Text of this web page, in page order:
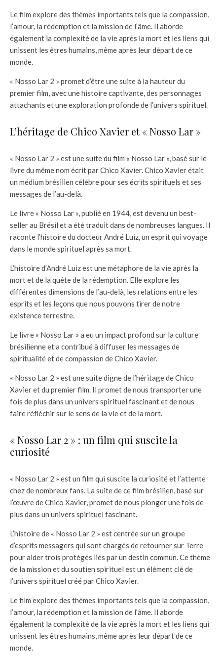
Le film explore des thèmes importants tels que la compassion,
l’amour, la rédemption et la mission de l’âme. Il aborde
également la complexité de la vie après la mort et les liens qui
unissent les êtres humains, même après leur départ de ce
monde.
« Nosso Lar 2 » promet d’être une suite à la hauteur du
premier film, avec une histoire captivante, des personnages
attachants et une exploration profonde de l’univers spirituel.
L’héritage de Chico Xavier et « Nosso Lar »
« Nosso Lar 2 » est une suite du film « Nosso Lar », basé sur le
livre du même nom écrit par Chico Xavier. Chico Xavier était
un médium brésilien célèbre pour ses écrits spirituels et ses
messages de l’au-delà.
Le livre « Nosso Lar », publié en 1944, est devenu un best-
seller au Brésil et a été traduit dans de nombreuses langues. Il
raconte l’histoire du docteur André Luiz, un esprit qui voyage
dans le monde spirituel après sa mort.
L’histoire d’André Luiz est une métaphore de la vie après la
mort et de la quête de la rédemption. Elle explore les
différentes dimensions de l’au-delà, les relations entre les
esprits et les leçons que nous pouvons tirer de notre
existence terrestre.
Le livre « Nosso Lar » a eu un impact profond sur la culture
brésilienne et a contribué à diffuser les messages de
spiritualité et de compassion de Chico Xavier.
« Nosso Lar 2 » est une suite digne de l’héritage de Chico
Xavier et du premier film. Il promet de nous transporter une
fois de plus dans un univers spirituel fascinant et de nous
faire réfléchir sur le sens de la vie et de la mort.
« Nosso Lar 2 » : un film qui suscite la
curiosité
« Nosso Lar 2 » est un film qui suscite la curiosité et l’attente
chez de nombreux fans. La suite de ce film brésilien, basé sur
l’œuvre de Chico Xavier, promet de nous plonger une fois de
plus dans un univers spirituel fascinant.
L’histoire de « Nosso Lar 2 » est centrée sur un groupe
d’esprits messagers qui sont chargés de retourner sur Terre
pour aider trois protégés liés par un destin commun. Ce thème
de la mission et du soutien spirituel est un élément clé de
l’univers spirituel créé par Chico Xavier.
Le film explore des thèmes importants tels que la compassion,
l’amour, la rédemption et la mission de l’âme. Il aborde
également la complexité de la vie après la mort et les liens qui
unissent les êtres humains, même après leur départ de ce
monde.